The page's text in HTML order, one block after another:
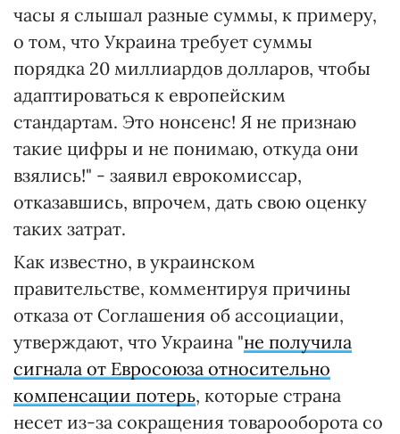
часы я слышал разные суммы, к примеру,
о том, что Украина требует суммы
порядка 20 миллиардов долларов, чтобы
адаптироваться к европейским
стандартам. Это нонсенс! Я не признаю
такие цифры и не понимаю, откуда они
взялись!" - заявил еврокомиссар,
отказавшись, впрочем, дать свою оценку
таких затрат.
Как известно, в украинском
правительстве, комментируя причины
отказа от Соглашения об ассоциации,
утверждают, что Украина "не получила
сигнала от Евросоюза относительно
компенсации потерь, которые страна
несет из-за сокращения товарооборота со